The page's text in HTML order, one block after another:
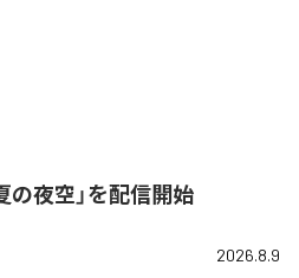
の夜空」を配信開始
2026.8.9